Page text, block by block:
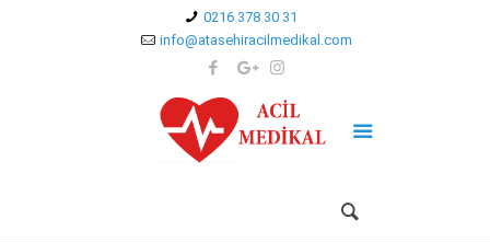
0216 378 30 31
info@atasehiracilmedikal.com